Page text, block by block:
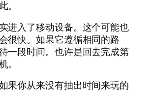
。
进入了移动设备。这个可能也
很快。如果它遵循相同的路
一段时间。也许是回去完成第
。
果你从来没有抽出时间来玩的